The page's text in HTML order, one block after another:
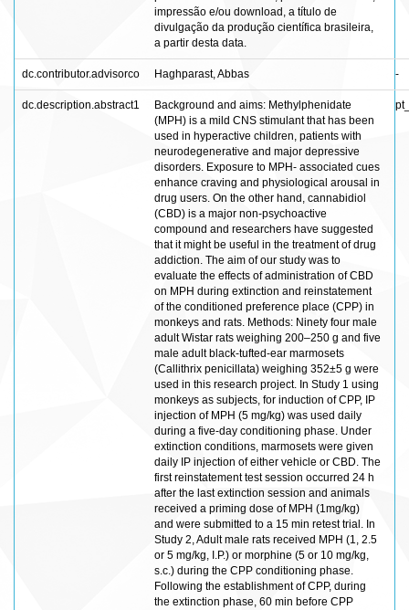
impressão e/ou download, a título de
divulgação da produção científica brasileira,
a partir desta data.
dc.contributor.advisorco Haghparast, Abbas -
dc.description.abstract1
Background and aims: Methylphenidate
(MPH) is a mild CNS stimulant that has been
used in hyperactive children, patients with
neurodegenerative and major depressive
disorders. Exposure to MPH- associated cues
enhance craving and physiological arousal in
drug users. On the other hand, cannabidiol
(CBD) is a major non-psychoactive
compound and researchers have suggested
that it might be useful in the treatment of drug
addiction. The aim of our study was to
evaluate the effects of administration of CBD
on MPH during extinction and reinstatement
of the conditioned preference place (CPP) in
monkeys and rats. Methods: Ninety four male
adult Wistar rats weighing 200–250 g and five
male adult black-tufted-ear marmosets
(Callithrix penicillata) weighing 352±5 g were
used in this research project. In Study 1 using
monkeys as subjects, for induction of CPP, IP
injection of MPH (5 mg/kg) was used daily
during a five-day conditioning phase. Under
extinction conditions, marmosets were given
daily IP injection of either vehicle or CBD. The
first reinstatement test session occurred 24 h
after the last extinction session and animals
received a priming dose of MPH (1mg/kg)
and were submitted to a 15 min retest trial. In
Study 2, Adult male rats received MPH (1, 2.5
or 5 mg/kg, I.P.) or morphine (5 or 10 mg/kg,
s.c.) during the CPP conditioning phase.
Following the establishment of CPP, during
the extinction phase, 60 min before CPP